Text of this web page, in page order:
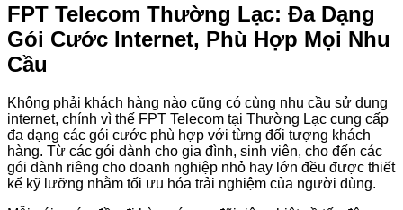
FPT Telecom Thường Lạc: Đa Dạng
Gói Cước Internet, Phù Hợp Mọi Nhu
Cầu
Không phải khách hàng nào cũng có cùng nhu cầu sử dụng
internet, chính vì thế FPT Telecom tại Thường Lạc cung cấp
đa dạng các gói cước phù hợp với từng đối tượng khách
hàng. Từ các gói dành cho gia đình, sinh viên, cho đến các
gói dành riêng cho doanh nghiệp nhỏ hay lớn đều được thiết
kế kỹ lưỡng nhằm tối ưu hóa trải nghiệm của người dùng.